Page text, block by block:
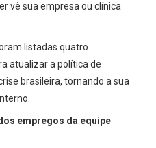
vê sua empresa ou clínica
listadas quatro
atualizar a política de
brasileira, tornando a sua
empregos da equipe